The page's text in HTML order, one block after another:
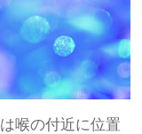
は喉の付近に位置